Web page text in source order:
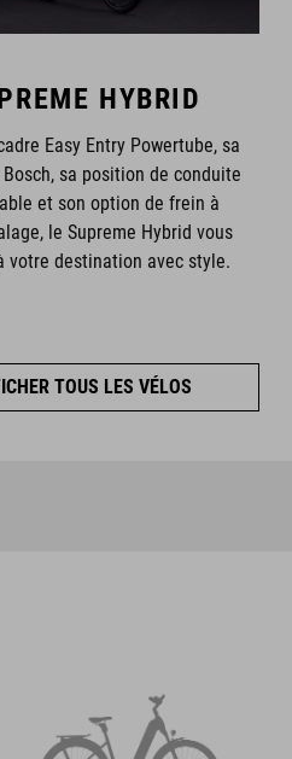
HYBRID
Easy Entry Powertube, sa
sa position de conduite
et son option de frein à
le Supreme Hybrid vous
votre destination avec style.
TOUS LES VÉLOS